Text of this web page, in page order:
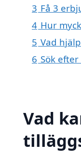
3 Få 3
4 Hur
5 Vad
6 Sök
Vad